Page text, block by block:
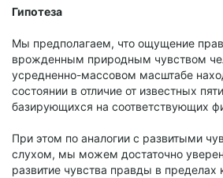
Гипотеза
Мы предполагаем, что ощущение
врожденным природным чувством
усредненно-массовом масштабе
состоянии в отличие от известных
базирующихся на соответствующих
При этом по аналогии с развитыми
слухом, мы можем достаточно
развитие чувства правды в пределах